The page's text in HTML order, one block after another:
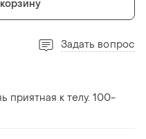
Задать вопрос
приятная к телу. 100-